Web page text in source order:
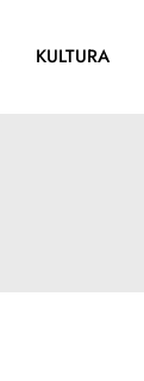
KULTURA